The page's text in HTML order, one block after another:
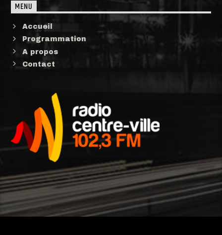
MENU
Accueil
Programmation
A propos
Contact